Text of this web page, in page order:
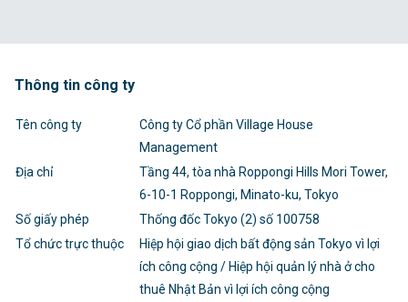
Thông tin công ty
Tên công ty
Công ty Cổ phần Village House
Management
Địa chỉ
Tầng 44, tòa nhà Roppongi Hills Mori Tower,
6-10-1 Roppongi, Minato-ku, Tokyo
Số giấy phép
Thống đốc Tokyo (2) số 100758
Tổ chức trực thuộc
Hiệp hội giao dịch bất động sản Tokyo vì lợi
ích công cộng / Hiệp hội quản lý nhà ở cho
thuê Nhật Bản vì lợi ích công cộng